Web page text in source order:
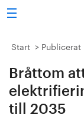
Sök
Stålindustrin
Vision 2050
Forskning/
Start Publicerat
Bråttom
till 2035